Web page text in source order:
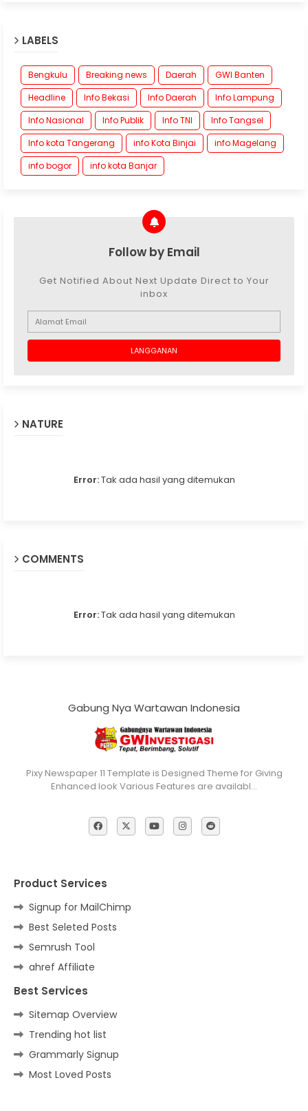
LABELS
Bengkulu Breaking news Daerah
GWI Banten
Headline
Info Bekasi Info Daerah
Info Lampung
Info Nasional
Info Publik Info TNI
Info Tangsel
Info kota Tangerang
info Kota Binjai
info Magelang
info bogor
info kota Banjar
Follow by Email
Get Notified About Next Update Direct to Your
inbox
NATURE
Error:Tak ada hasil yang ditemukan
COMMENTS
Error:Tak ada hasil yang ditemukan
Gabung Nya Wartawan Indonesia
Pixy Newspaper 11 Template is Designed Theme for Giving
Enhanced look Various Features are availabl…
Product Services
Signup for MailChimp
Best Seleted Posts
Semrush Tool
ahref Affiliate
Best Services
Sitemap Overview
Trending hot list
Grammarly Signup
Most Loved Posts